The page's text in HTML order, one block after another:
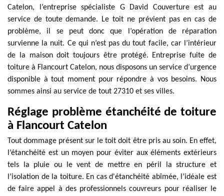
Catelon, l’entreprise spécialiste G David Couverture est au
service de toute demande. Le toit ne prévient pas en cas de
problème, il se peut donc que l’opération de réparation
survienne la nuit. Ce qui n’est pas du tout facile, car l’intérieur
de la maison doit toujours être protégé. Entreprise fuite de
toiture à Flancourt Catelon, nous disposons un service d’urgence
disponible à tout moment pour répondre à vos besoins. Nous
sommes ainsi au service de tout 27310 et ses villes.
Réglage problème étanchéité de toiture
à Flancourt Catelon
Tout dommage présent sur le toit doit être pris au soin. En effet,
l’étanchéité est un moyen pour éviter aux éléments extérieurs
tels la pluie ou le vent de mettre en péril la structure et
l’isolation de la toiture. En cas d'étanchéité abîmée, l’idéale est
de faire appel à des professionnels couvreurs pour réaliser le